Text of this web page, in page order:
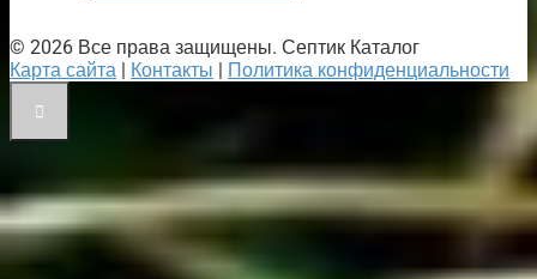
© 2026 Все права защищены. Септик Каталог
Карта сайта | Контакты | Политика конфиденциальности